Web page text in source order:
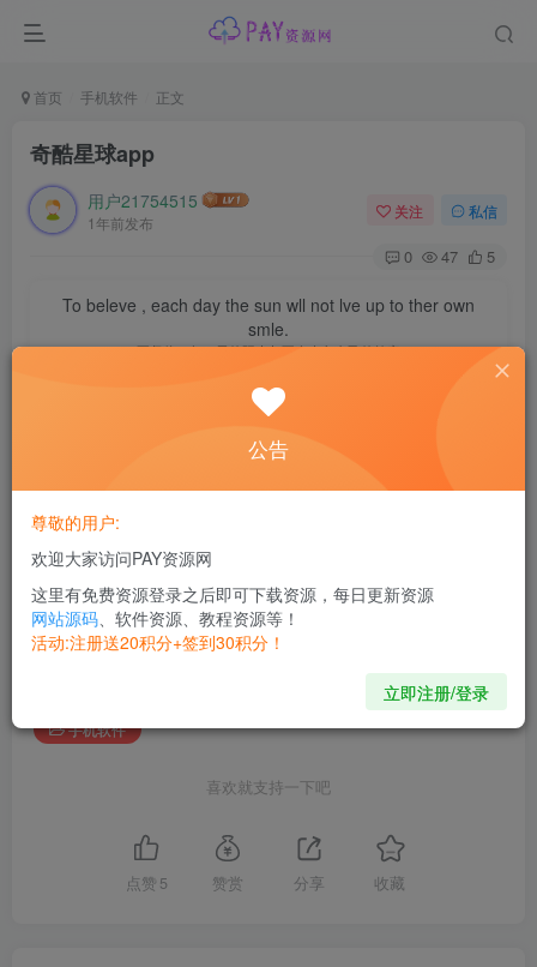
首页 手机软件 正文
奇酷星球app
用户21754515
1年前发布
关注 私信
0 47 5
To beleve , each day the sun wll not lve up to ther own
smle.
要坚信，每一天的阳光都不会辜负自己的笑容
【奇酷星球app下载官方最新版-奇酷星球音乐app下载安装
http://m.yx007.com/azapp/137393.html
©版权声明
本站提供的一切软件、教程和内容信息仅限用于学习和研究目的；不
本站信息来自网络，版权争议与本站无关。您必须在下载后的24个小
时之内 ，从您的电脑或手机中彻底删除上述内容。
THE END
手机软件
喜欢就支持一下吧
点赞 5 赞赏 分享 收藏
公告
尊敬的用户:
欢迎大家访问PAY资源网
这里有免费资源登录之后即可下载资源，每日更新资源
网站源码、软件资源、教程资源等！
活动:注册送20积分+签到30积分！
立即注册/登录